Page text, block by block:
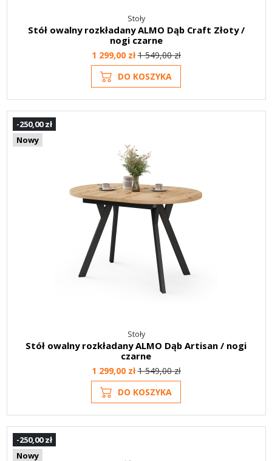
Stoły
Stół owalny rozkładany ALMO Dąb Craft Złoty /
nogi czarne
1 299,00 zł1 549,00 zł
DO KOSZYKA
-250,00 zł
Nowy
Stoły
Stół owalny rozkładany ALMO Dąb Artisan / nogi
czarne
1 299,00 zł1 549,00 zł
DO KOSZYKA
-250,00 zł
Nowy